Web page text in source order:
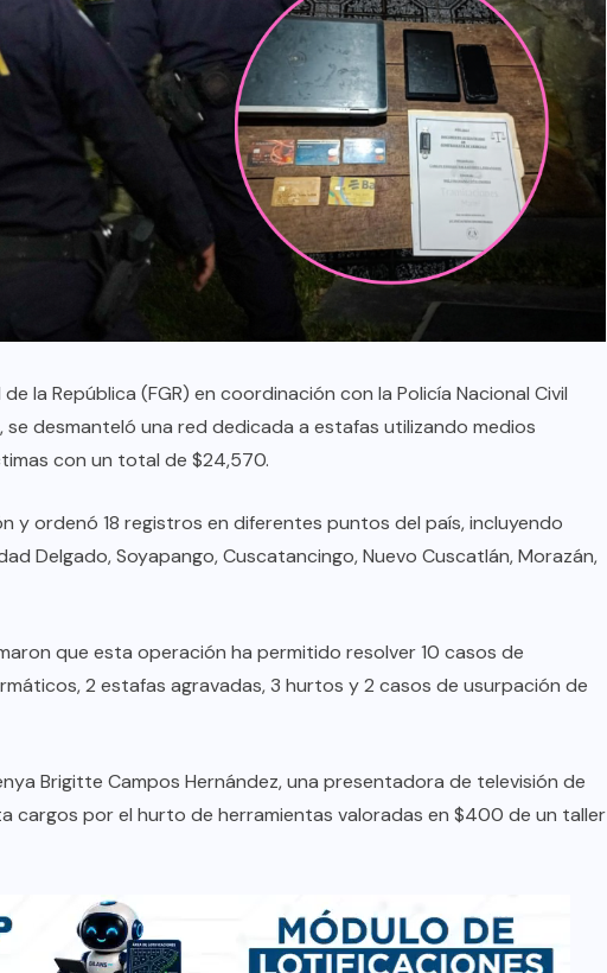
la República (FGR) en coordinación con la Policía Nacional Civil
desmanteló una red dedicada a estafas utilizando medios
con un total de $24,570.
y ordenó 18 registros en diferentes puntos del país, incluyendo
Delgado, Soyapango, Cuscatancingo, Nuevo Cuscatlán, Morazán,
que esta operación ha permitido resolver 10 casos de
2 estafas agravadas, 3 hurtos y 2 casos de usurpación de
Brigitte Campos Hernández, una presentadora de televisión de
cargos por el hurto de herramientas valoradas en $400 de un taller